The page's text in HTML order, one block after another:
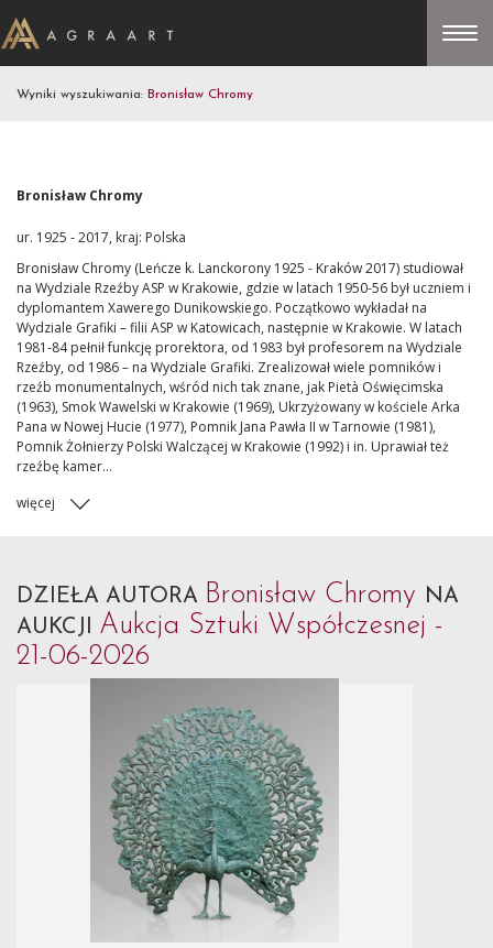
Wyniki wyszukiwania: Bronisław Chromy
Bronisław Chromy
ur. 1925 - 2017, kraj: Polska
Bronisław Chromy (Leńcze k. Lanckorony 1925 - Kraków 2017) studiował
na Wydziale Rzeźby ASP w Krakowie, gdzie w latach 1950-56 był uczniem i
dyplomantem Xawerego Dunikowskiego. Początkowo wykładał na
Wydziale Grafiki – filii ASP w Katowicach, następnie w Krakowie. W latach
1981-84 pełnił funkcję prorektora, od 1983 był profesorem na Wydziale
Rzeźby, od 1986 – na Wydziale Grafiki. Zrealizował wiele pomników i
rzeźb monumentalnych, wśród nich tak znane, jak Pietà Oświęcimska
(1963), Smok Wawelski w Krakowie (1969), Ukrzyżowany w kościele Arka
Pana w Nowej Hucie (1977), Pomnik Jana Pawła II w Tarnowie (1981),
Pomnik Żołnierzy Polski Walczącej w Krakowie (1992) i in. Uprawiał też
rzeźbę kamer...
więcej
DZIEŁA AUTORA Bronisław Chromy NA
AUKCJI Aukcja Sztuki Współczesnej -
21-06-2026